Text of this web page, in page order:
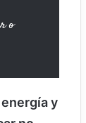
o
y